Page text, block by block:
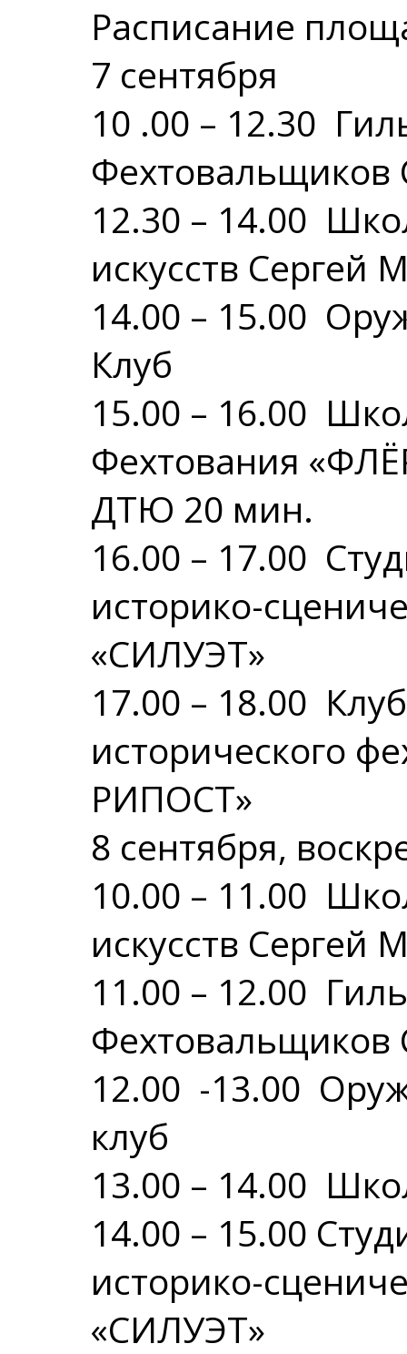
Расписание
7 сентября
10 .00 – 12.30
Фехтовальщиков
12.30 – 14.00
искусств Сергей
14.00 – 15.00
Клуб
15.00 – 16.00
Фехтования
ДТЮ 20 мин.
16.00 – 17.00
историко-
«СИЛУЭТ»
17.00 – 18.00
исторического
РИПОСТ»
8 сентября,
10.00 – 11.00
искусств Сергей
11.00 – 12.00
Фехтовальщиков
12.00 -13.00
клуб
13.00 – 14.00
14.00 – 15.00
историко-
«СИЛУЭТ»